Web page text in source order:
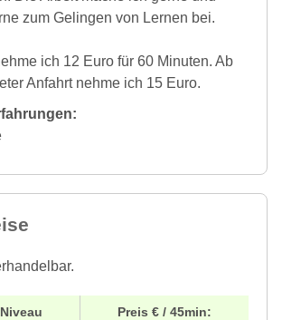
zum Gelingen von Lernen bei.
ich 12 Euro für 60 Minuten. Ab
Anfahrt nehme ich 15 Euro.
Preis € / 45min: